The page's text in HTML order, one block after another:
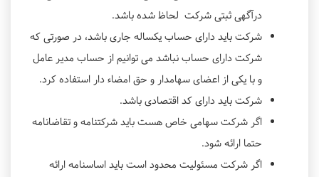
درآگهی ثبتی شرکت لحاظ شده باشد.
شرکت باید دارای حساب يكساله جاری باشد، در صورتی که
شرکت دارای حساب نباشد می توانیم از حساب مدیر عامل
و با یکی از اعضای سهامدار و حق امضاء دار استفاده کرد.
شرکت باید دارای کد اقتصادی باشد.
اگر شرکت سهامی خاص هست باید شرکتنامه و تقاضانامه
حتما ارائه شود.
اگر شرکت مسئولیت محدود است باید اساسنامه ارائه